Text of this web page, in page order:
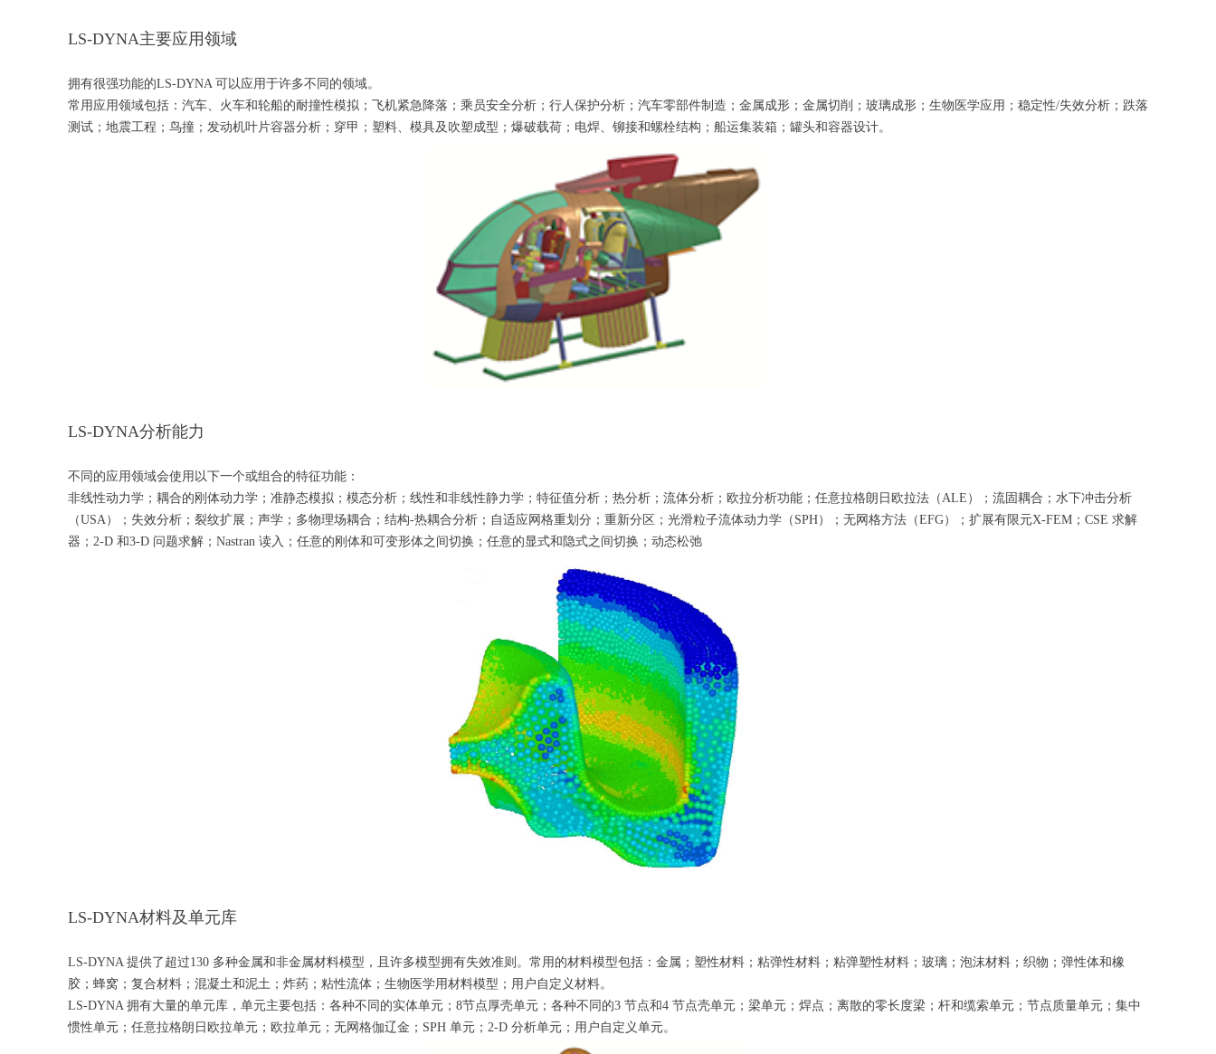
LS-DYNA主要应用领域
拥有很强功能的LS-DYNA 可以应用于许多不同的领域。
常用应用领域包括：汽车、火车和轮船的耐撞性模拟；飞机紧急降落；乘员安全分析；行人保护分析；汽车零部件制造；金属成形；金属切削；玻璃成形；生物医学应用；稳定性/失效分析；跌落
测试；地震工程；鸟撞；发动机叶片容器分析；穿甲；塑料、模具及吹塑成型；爆破载荷；电焊、铆接和螺栓结构；船运集装箱；罐头和容器设计。
LS-DYNA分析能力
不同的应用领域会使用以下一个或组合的特征功能：
非线性动力学；耦合的刚体动力学；准静态模拟；模态分析；线性和非线性静力学；特征值分析；热分析；流体分析；欧拉分析功能；任意拉格朗日欧拉法（ALE）；流固耦合；水下冲击分析
（USA）；失效分析；裂纹扩展；声学；多物理场耦合；结构-热耦合分析；自适应网格重划分；重新分区；光滑粒子流体动力学（SPH）；无网格方法（EFG）；扩展有限元X-FEM；CSE 求解
器；2-D 和3-D 问题求解；Nastran 读入；任意的刚体和可变形体之间切换；任意的显式和隐式之间切换；动态松弛
LS-DYNA材料及单元库
LS-DYNA 提供了超过130 多种金属和非金属材料模型，且许多模型拥有失效准则。常用的材料模型包括：金属；塑性材料；粘弹性材料；粘弹塑性材料；玻璃；泡沫材料；织物；弹性体和橡
胶；蜂窝；复合材料；混凝土和泥土；炸药；粘性流体；生物医学用材料模型；用户自定义材料。
LS-DYNA 拥有大量的单元库，单元主要包括：各种不同的实体单元；8节点厚壳单元；各种不同的3 节点和4 节点壳单元；梁单元；焊点；离散的零长度梁；杆和缆索单元；节点质量单元；集中
惯性单元；任意拉格朗日欧拉单元；欧拉单元；无网格伽辽金；SPH 单元；2-D 分析单元；用户自定义单元。